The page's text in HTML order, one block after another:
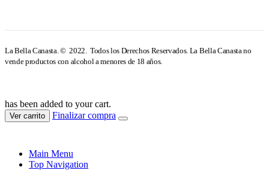
La Bella Canasta. © 2022. Todos los Derechos Reservados. La Bella Canasta no
vende productos con alcohol a menores de 18 años.
has been added to your cart.
Ver carrito Finalizar compra
Main Menu
Top Navigation